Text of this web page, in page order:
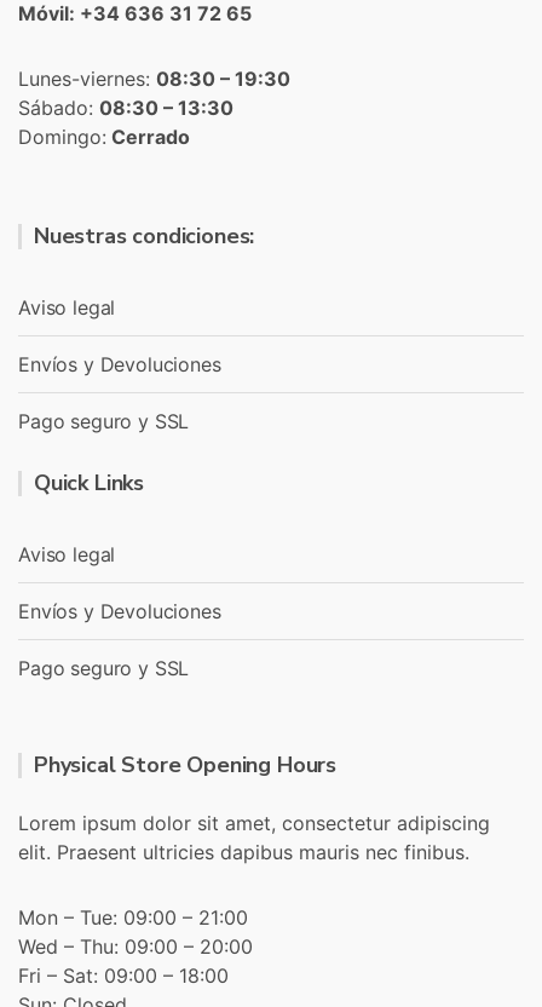
Móvil: +34 636 31 72 65
Lunes-viernes: 08:30 – 19:30
Sábado: 08:30 – 13:30
Domingo: Cerrado
Nuestras condiciones:
Aviso legal
Envíos y Devoluciones
Pago seguro y SSL
Quick Links
Aviso legal
Envíos y Devoluciones
Pago seguro y SSL
Physical Store Opening Hours
Lorem ipsum dolor sit amet, consectetur adipiscing
elit. Praesent ultricies dapibus mauris nec finibus.
Mon – Tue: 09:00 – 21:00
Wed – Thu: 09:00 – 20:00
Fri – Sat: 09:00 – 18:00